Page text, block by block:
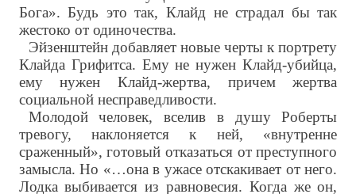
Бога». Будь это так, Клайд не страдал бы так
жестоко от одиночества.
Эйзенштейн добавляет новые черты к портрету
Клайда Грифитса. Ему не нужен Клайд-убийца,
ему нужен Клайд-жертва, причем жертва
социальной несправедливости.
Молодой человек, вселив в душу Роберты
тревогу, наклоняется к ней, «внутренне
сраженный», готовый отказаться от преступного
замысла. Но «…она в ужасе отскакивает от него.
Лодка выбивается из равновесия. Когда же он,